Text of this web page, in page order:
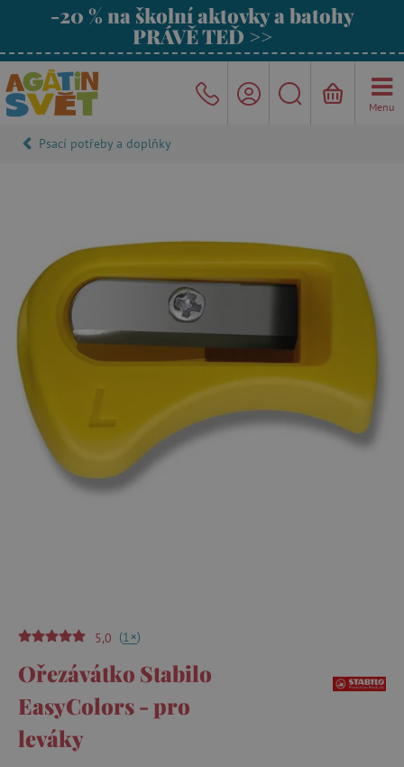
-20 % na školní aktovky a batohy
PRÁVĚ TEĎ >>
Menu
Psací potřeby a doplňky
5,0 (1+)
Ořezávátko Stabilo
EasyColors - pro
leváky